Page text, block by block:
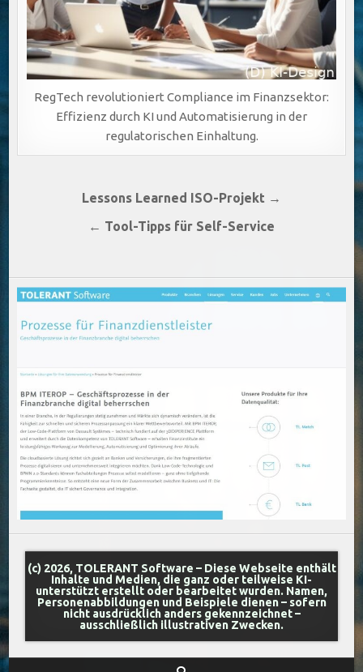
RegTech revolutioniert Compliance im Finanzsektor:
Effizienz durch KI und Automatisierung in der
regulatorischen Einhaltung.
Beitragsnavigation
Lessons Learned ISO-Projekt →
← Tool-Tipps für Self-Service
(c) 2026, TOLERANT Software – Diese Webseite enthält
Inhalte und Medien, die ganz oder teilweise KI-
unterstützt erstellt oder bearbeitet wurden. Namen,
Personenabbildungen und Beispiele dienen – sofern
nicht ausdrücklich anders gekennzeichnet –
ausschließlich illustrativen Zwecken.